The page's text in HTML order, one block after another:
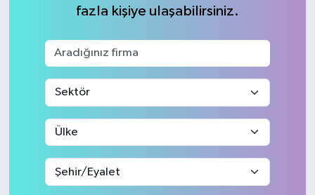
fazla kişiye ulaşabilirsiniz.
MAGAZİN
ÖZEL HABER
SAĞLIK